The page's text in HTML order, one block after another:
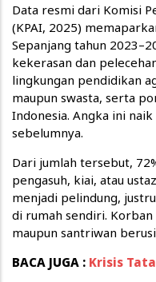
Data resmi dari Komisi
(KPAI, 2025)
Sepanjang tahun
kekerasan dan
lingkungan pendidikan
maupun swasta, serta
Indonesia. Angka ini
sebelumnya.
Dari jumlah tersebut,
pengasuh, kiai, atau
menjadi pelindung,
di rumah sendiri.
maupun santriwan
BACA JUGA : Krisis